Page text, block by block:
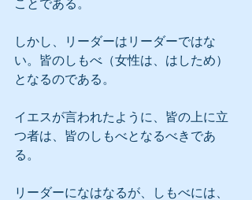
ことである。
しかし、リーダーはリーダーではな
い。皆のしもべ（女性は、はしため）
となるのである。
イエスが言われたように、皆の上に立
つ者は、皆のしもべとなるべきであ
る。
リーダーになはなるが、しもべには、